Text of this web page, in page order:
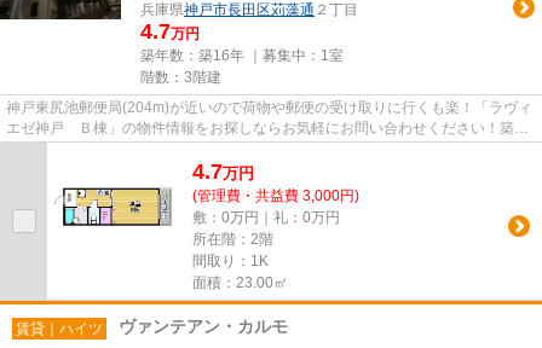
兵庫県神戸市長田区苅藻通 ２丁目
4.7万円
築年数：築16年 ｜募集中： 1室
階数：3階建
神戸東尻池郵便局(204m)が近いので荷物や郵便の受け取りに行くも楽！「ラヴィ
エゼ神戸 Ｂ棟」の物件情報をお探しならお気軽にお問い合わせください！築9
4.7万円
(管理費・共益費 3,000円)
敷：0万円｜礼：0万円
所在階：2階
間取り：1K
面積：23.00㎡
賃貸｜ハイツ ヴァンテアン・カルモ